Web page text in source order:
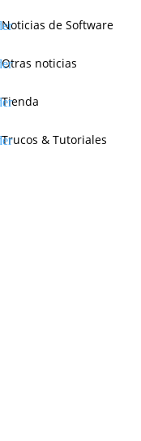
Noticias de Software
Otras noticias
Tienda
Trucos & Tutoriales